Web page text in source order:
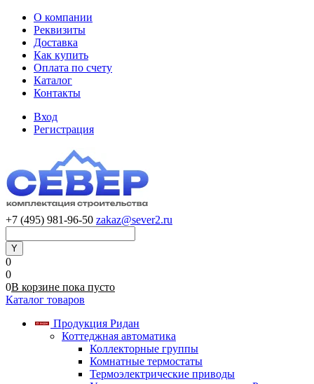
О компании
Реквизиты
Доставка
Как купить
Оплата по счету
Каталог
Контакты
Вход
Регистрация
+7 (495) 981-96-50 zakaz@sever2.ru
0
0
0В корзине пока пусто
Каталог товаров
Продукция Ридан
Коттеджная автоматика
Коллекторные группы
Комнатные термостаты
Термоэлектрические приводы